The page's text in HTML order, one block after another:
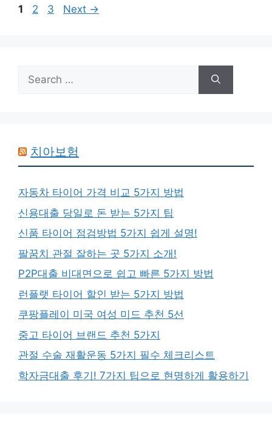
Page
1 Page
2 Page
3 Next →
Search
for:
치아보험
자동차 타이어 가격 비교 5가지 방법
신용대출 당일로 돈 받는 5가지 팁
신품 타이어 점검방법 5가지 쉽게 설명!
팔꿈치 관절 잘하는 곳 5가지 소개!
P2P대출 비대면으로 쉽고 빠른 5가지 방법
런플랫 타이어 할인 받는 5가지 방법
쿠팡플레이 미국 여성 미드 추천 5선
중고 타이어 브랜드 추천 5가지
관절 수술 재활운동 5가지 필수 체크리스트
학자금대출 후기! 7가지 팁으로 현명하게 활용하기